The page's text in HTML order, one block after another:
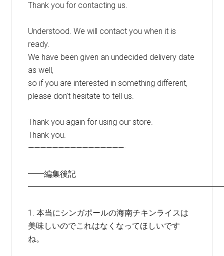
Thank you for contacting us.
Understood. We will contact you when it is
ready.
We have been given an undecided delivery date
as well,
so if you are interested in something different,
please don’t hesitate to tell us.
Thank you again for using our store.
Thank you.
————————————————-
━━編集後記
1. 本当にシンガポールの海南チキンライスは
美味しいのでこれはなくなってほしいです
ね。